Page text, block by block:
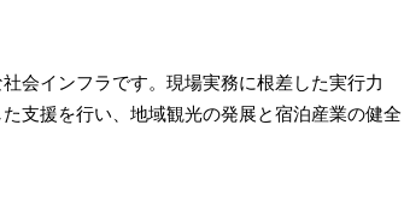
会インフラです。現場実務に根差した実行力
支援を行い、地域観光の発展と宿泊産業の健全